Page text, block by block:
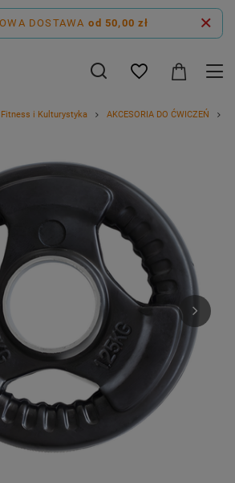
DOSTAWA od 50,00 zł
Fitness i Kulturystyka AKCESORIA DO ĆWICZEŃ